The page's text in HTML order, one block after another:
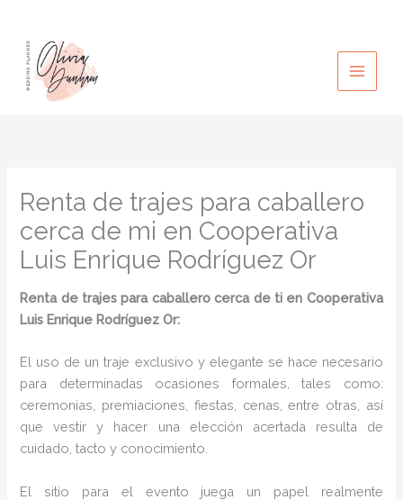
contenido
Renta de trajes para caballero
cerca de mi en Cooperativa
Luis Enrique Rodríguez Or
Renta de trajes para caballero cerca de ti en Cooperativa
Luis Enrique Rodríguez Or:
El uso de un traje exclusivo y elegante se hace necesario
para determinadas ocasiones formales, tales como:
ceremonias, premiaciones, fiestas, cenas, entre otras, así
que vestir y hacer una elección acertada resulta de
cuidado, tacto y conocimiento.
El sitio para el evento juega un papel realmente